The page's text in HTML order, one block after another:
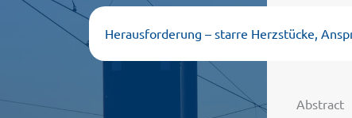
Herausforderung – starre Herzstücke,
Abstract